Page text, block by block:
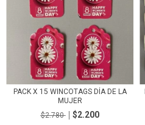
PACK X 15 WINCOTAGS DÍA DE LA
MUJER
$2.780
$2.200